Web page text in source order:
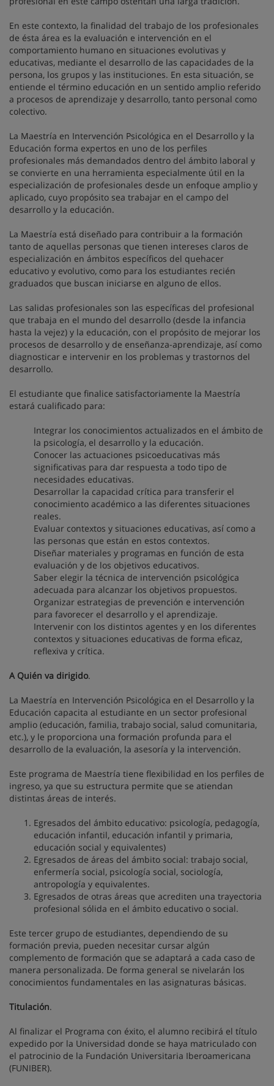
En este contexto, la finalidad del trabajo de los profesionales
de ésta área es la evaluación e intervención en el
comportamiento humano en situaciones evolutivas y
educativas, mediante el desarrollo de las capacidades de la
persona, los grupos y las instituciones. En esta situación, se
entiende el término educación en un sentido amplio referido
a procesos de aprendizaje y desarrollo, tanto personal como
colectivo.
La Maestría en Intervención Psicológica en el Desarrollo y la
Educación forma expertos en uno de los perfiles
profesionales más demandados dentro del ámbito laboral y
se convierte en una herramienta especialmente útil en la
especialización de profesionales desde un enfoque amplio y
aplicado, cuyo propósito sea trabajar en el campo del
desarrollo y la educación.
La Maestría está diseñado para contribuir a la formación
tanto de aquellas personas que tienen intereses claros de
especialización en ámbitos específicos del quehacer
educativo y evolutivo, como para los estudiantes recién
graduados que buscan iniciarse en alguno de ellos.
Las salidas profesionales son las específicas del profesional
que trabaja en el mundo del desarrollo (desde la infancia
hasta la vejez) y la educación, con el propósito de mejorar los
procesos de desarrollo y de enseñanza-aprendizaje, así como
diagnosticar e intervenir en los problemas y trastornos del
desarrollo.
El estudiante que finalice satisfactoriamente la Maestría
estará cualificado para:
Integrar los conocimientos actualizados en el ámbito de
la psicología, el desarrollo y la educación.
Conocer las actuaciones psicoeducativas más
significativas para dar respuesta a todo tipo de
necesidades educativas.
Desarrollar la capacidad crítica para transferir el
conocimiento académico a las diferentes situaciones
reales.
Evaluar contextos y situaciones educativas, así como a
las personas que están en estos contextos.
Diseñar materiales y programas en función de esta
evaluación y de los objetivos educativos.
Saber elegir la técnica de intervención psicológica
adecuada para alcanzar los objetivos propuestos.
Organizar estrategias de prevención e intervención
para favorecer el desarrollo y el aprendizaje.
Intervenir con los distintos agentes y en los diferentes
contextos y situaciones educativas de forma eficaz,
reflexiva y crítica.
A Quién va dirigido.
La Maestría en Intervención Psicológica en el Desarrollo y la
Educación capacita al estudiante en un sector profesional
amplio (educación, familia, trabajo social, salud comunitaria,
etc.), y le proporciona una formación profunda para el
desarrollo de la evaluación, la asesoría y la intervención.
Este programa de Maestría tiene flexibilidad en los perfiles de
ingreso, ya que su estructura permite que se atiendan
distintas áreas de interés.
Egresados del ámbito educativo: psicología, pedagogía,
educación infantil, educación infantil y primaria,
educación social y equivalentes)
Egresados de áreas del ámbito social: trabajo social,
enfermería social, psicología social, sociología,
antropología y equivalentes.
Egresados de otras áreas que acrediten una trayectoria
profesional sólida en el ámbito educativo o social.
Este tercer grupo de estudiantes, dependiendo de su
formación previa, pueden necesitar cursar algún
complemento de formación que se adaptará a cada caso de
manera personalizada. De forma general se nivelarán los
conocimientos fundamentales en las asignaturas básicas.
Titulación.
Al finalizar el Programa con éxito, el alumno recibirá el título
expedido por la Universidad donde se haya matriculado con
el patrocinio de la Fundación Universitaria Iberoamericana
(FUNIBER).